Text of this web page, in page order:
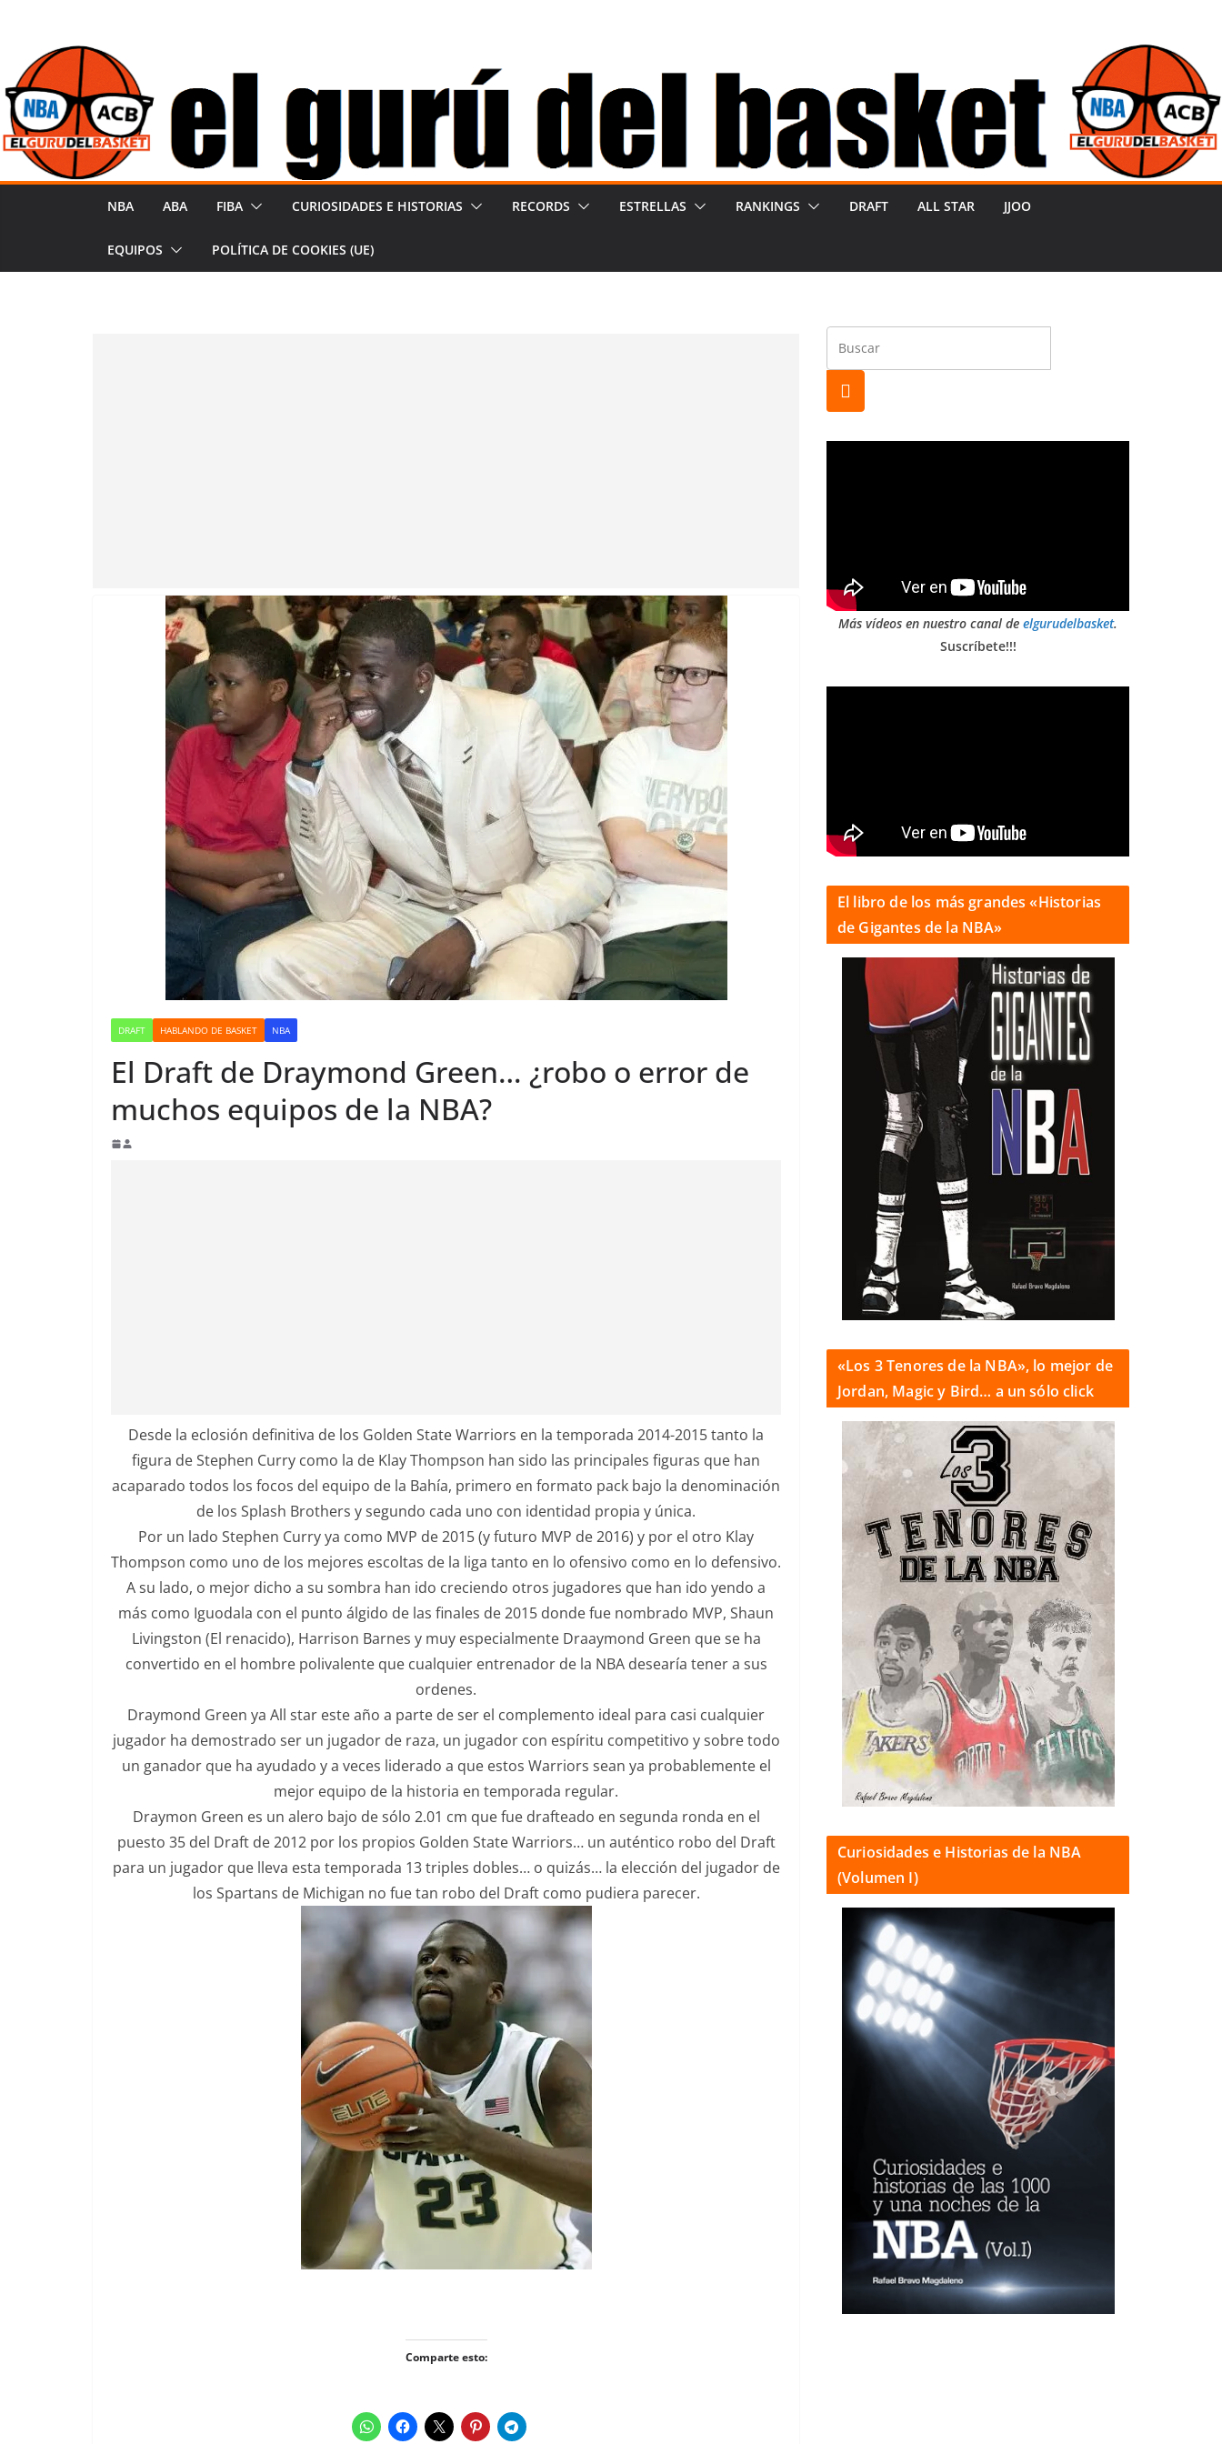
contenido
NBA ABA FIBA CURIOSIDADES E HISTORIAS RECORDS ESTRELLAS RANKINGS DRAFT ALL STAR JJOO
EQUIPOS POLÍTICA DE COOKIES (UE)
DRAFT HABLANDO DE BASKET NBA
El Draft de Draymond Green… ¿robo o error de
muchos equipos de la NBA?
Desde la eclosión definitiva de los Golden State Warriors en la temporada 2014-2015 tanto la
figura de Stephen Curry como la de Klay Thompson han sido las principales figuras que han
acaparado todos los focos del equipo de la Bahía, primero en formato pack bajo la denominación
de los Splash Brothers y segundo cada uno con identidad propia y única.
Por un lado Stephen Curry ya como MVP de 2015 (y futuro MVP de 2016) y por el otro Klay
Thompson como uno de los mejores escoltas de la liga tanto en lo ofensivo como en lo defensivo.
A su lado, o mejor dicho a su sombra han ido creciendo otros jugadores que han ido yendo a
más como Iguodala con el punto álgido de las finales de 2015 donde fue nombrado MVP, Shaun
Livingston (El renacido), Harrison Barnes y muy especialmente Draaymond Green que se ha
convertido en el hombre polivalente que cualquier entrenador de la NBA desearía tener a sus
ordenes.
Draymond Green ya All star este año a parte de ser el complemento ideal para casi cualquier
jugador ha demostrado ser un jugador de raza, un jugador con espíritu competitivo y sobre todo
un ganador que ha ayudado y a veces liderado a que estos Warriors sean ya probablemente el
mejor equipo de la historia en temporada regular.
Draymon Green es un alero bajo de sólo 2.01 cm que fue drafteado en segunda ronda en el
puesto 35 del Draft de 2012 por los propios Golden State Warriors… un auténtico robo del Draft
para un jugador que lleva esta temporada 13 triples dobles… o quizás… la elección del jugador de
los Spartans de Michigan no fue tan robo del Draft como pudiera parecer.
Comparte esto:
Más vídeos en nuestro canal de elgurudelbasket.
Suscríbete!!!
El libro de los más grandes «Historias
de Gigantes de la NBA»
«Los 3 Tenores de la NBA», lo mejor de
Jordan, Magic y Bird… a un sólo click
Curiosidades e Historias de la NBA
(Volumen I)